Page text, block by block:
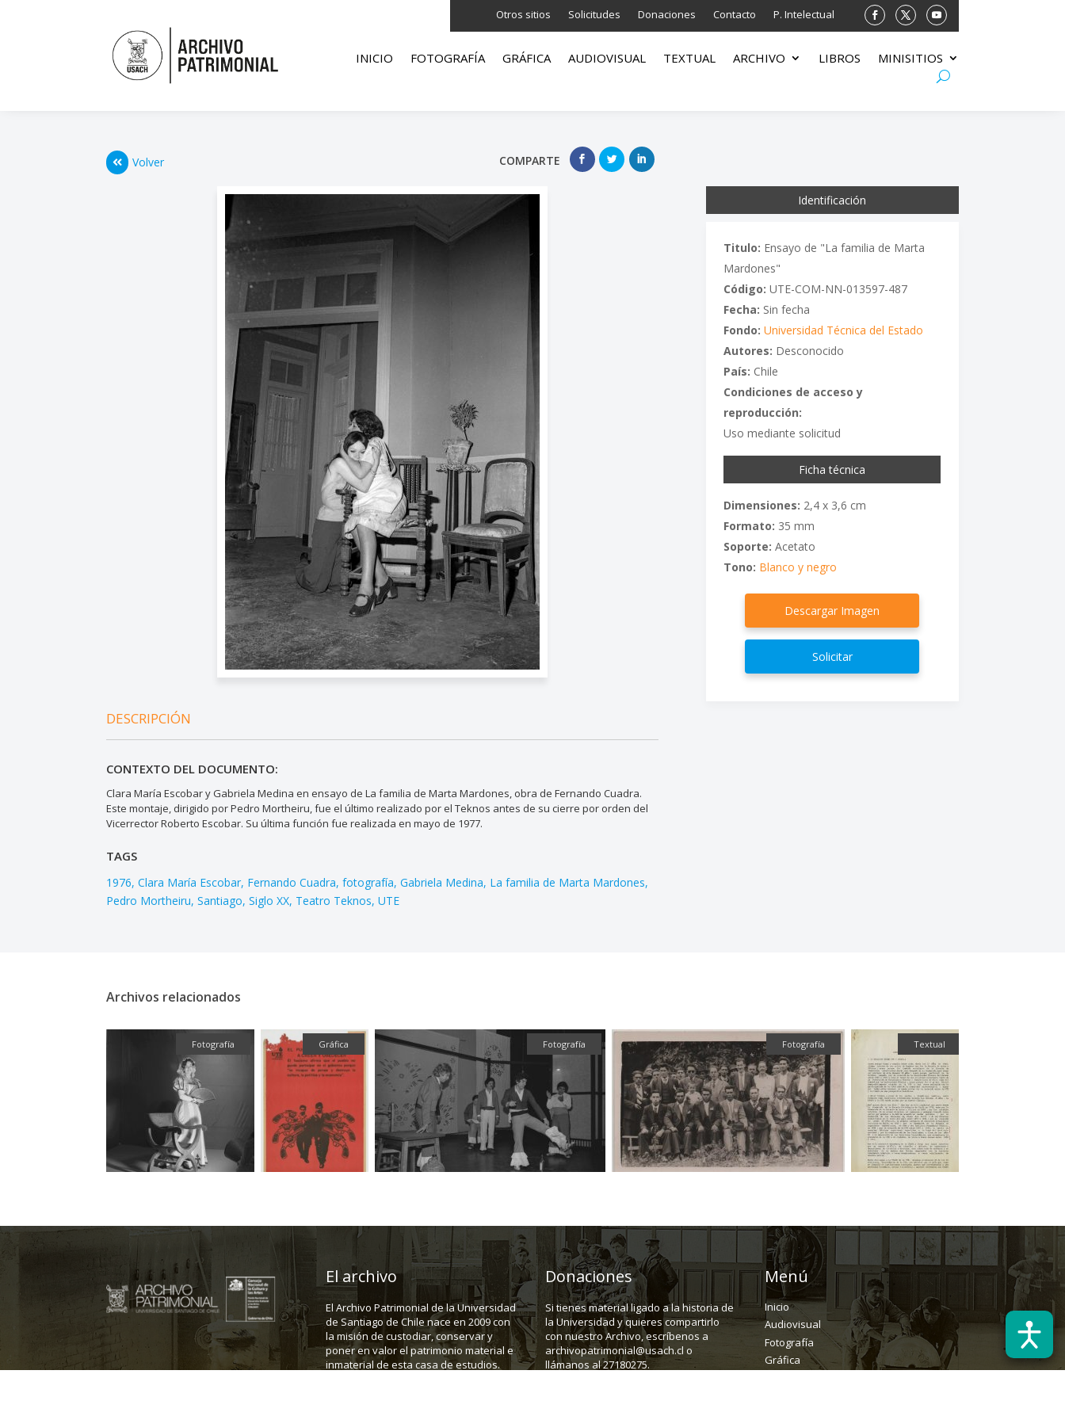
Otros sitios Solicitudes Donaciones Contacto P. Intelectual
INICIO FOTOGRAFÍA GRÁFICA AUDIOVISUAL TEXTUAL ARCHIVO LIBROS MINISITIOS
Volver COMPARTE
DESCRIPCIÓN
CONTEXTO DEL DOCUMENTO:
Clara María Escobar y Gabriela Medina en ensayo de La familia de Marta Mardones, obra de Fernando Cuadra.
Este montaje, dirigido por Pedro Mortheiru, fue el último realizado por el Teknos antes de su cierre por orden del
Vicerrector Roberto Escobar. Su última función fue realizada en mayo de 1977.
TAGS
1976 Clara María Escobar Fernando Cuadra fotografía Gabriela Medina La familia de Marta Mardones
Pedro Mortheiru Santiago Siglo XX Teatro Teknos UTE
Identificación
Titulo: Ensayo de "La familia de Marta
Mardones"
Código: UTE-COM-NN-013597-487
Fecha: Sin fecha
Fondo: Universidad Técnica del Estado
Autores: Desconocido
País: Chile
Condiciones de acceso y
reproducción:
Uso mediante solicitud
Ficha técnica
Dimensiones: 2,4 x 3,6 cm
Formato: 35 mm
Soporte: Acetato
Tono: Blanco y negro
Descargar Imagen
Solicitar
Archivos relacionados
Gráfica Fotografía Fotografía Textual
El archivo
El Archivo Patrimonial de la Universidad
de Santiago de Chile nace en 2009 con
la misión de custodiar, conservar y
poner en valor el patrimonio material e
inmaterial de esta casa de estudios.
Donaciones
Si tienes material ligado a la historia de
la Universidad y quieres compartirlo
con nuestro Archivo, escríbenos a
archivopatrimonial@usach.cl o
llámanos al 27180275.
Menú
Inicio
Audiovisual
Fotografía
Gráfica